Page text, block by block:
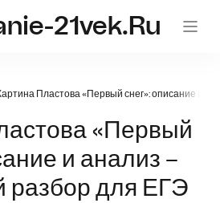
21vek.ru
Пластова «Первый снег»: описание и
«Первый
и анализ –
разбор для ЕГЭ